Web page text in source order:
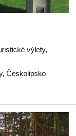
výlety,
, Českolipsko